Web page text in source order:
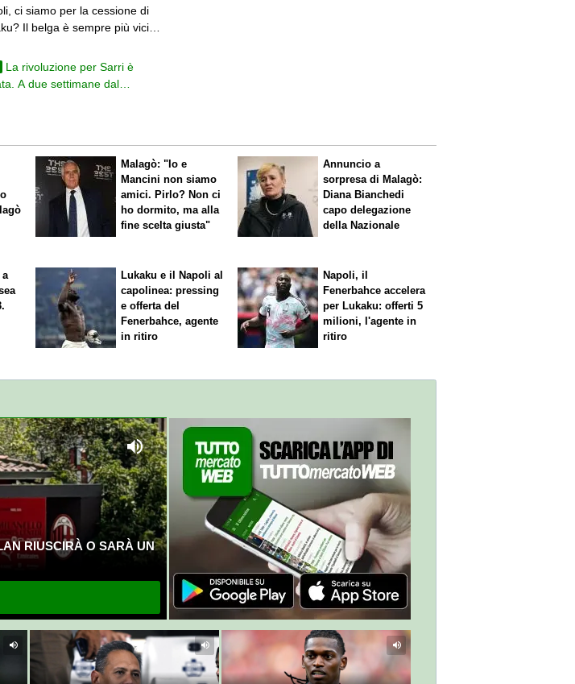
ci siamo per la cessione di
Il belga è sempre più vicino
La rivoluzione per Sarri è
A due settimane dal
Malagò: "Io e
Mancini non siamo
amici. Pirlo? Non ci
ho dormito, ma alla
fine scelta giusta"
Annuncio a
sorpresa di Malagò:
Diana Bianchedi
capo delegazione
della Nazionale
a
Lukaku e il Napoli al
capolinea: pressing
e offerta del
Fenerbahce, agente
in ritiro
Napoli, il
Fenerbahce accelera
per Lukaku: offerti 5
milioni, l'agente in
ritiro
RIUSCIRÀ O SARÀ UN